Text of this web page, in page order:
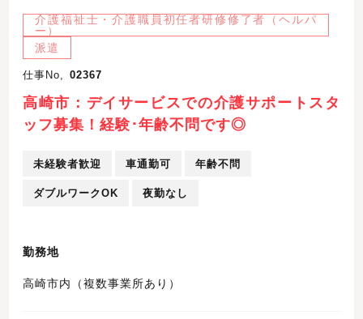
介護福祉士・介護職員初任者研修修了者（ヘルパ
ー）
派遣
仕事No, 02367
高崎市：デイサービスでの介護サポートスタ
ッフ募集！経験･年齢不問です◎
未経験者歓迎 車通勤可 年齢不問
ダブルワークOK 夜勤なし
勤務地
高崎市内（複数事業所あり）